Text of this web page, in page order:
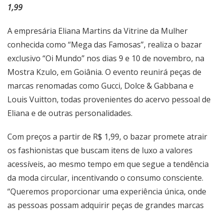
1,99
A empresária Eliana Martins da Vitrine da Mulher
conhecida como “Mega das Famosas”, realiza o bazar
exclusivo “Oi Mundo” nos dias 9 e 10 de novembro, na
Mostra Kzulo, em Goiânia. O evento reunirá peças de
marcas renomadas como Gucci, Dolce & Gabbana e
Louis Vuitton, todas provenientes do acervo pessoal de
Eliana e de outras personalidades.
Com preços a partir de R$ 1,99, o bazar promete atrair
os fashionistas que buscam itens de luxo a valores
acessíveis, ao mesmo tempo em que segue a tendência
da moda circular, incentivando o consumo consciente.
“Queremos proporcionar uma experiência única, onde
as pessoas possam adquirir peças de grandes marcas